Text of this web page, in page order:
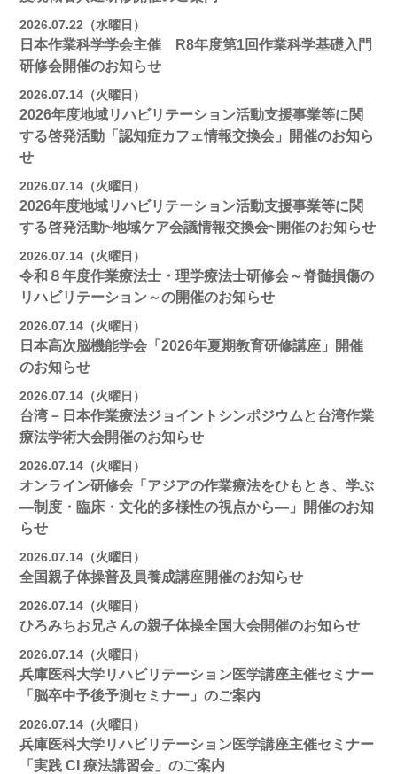
2026.07.22（水曜日）
日本作業科学学会主催 R8年度第1回作業科学基礎入門
研修会開催のお知らせ
2026.07.14（火曜日）
2026年度地域リハビリテーション活動支援事業等に関
する啓発活動「認知症カフェ情報交換会」開催のお知ら
せ
2026.07.14（火曜日）
2026年度地域リハビリテーション活動支援事業等に関
する啓発活動~地域ケア会議情報交換会~開催のお知らせ
2026.07.14（火曜日）
令和８年度作業療法士・理学療法士研修会～脊髄損傷の
リハビリテーション～の開催のお知らせ
2026.07.14（火曜日）
日本高次脳機能学会「2026年夏期教育研修講座」開催
のお知らせ
2026.07.14（火曜日）
台湾－日本作業療法ジョイントシンポジウムと台湾作業
療法学術大会開催のお知らせ
2026.07.14（火曜日）
オンライン研修会「アジアの作業療法をひもとき、学ぶ
―制度・臨床・文化的多様性の視点から―」開催のお知
らせ
2026.07.14（火曜日）
全国親子体操普及員養成講座開催のお知らせ
2026.07.14（火曜日）
ひろみちお兄さんの親子体操全国大会開催のお知らせ
2026.07.14（火曜日）
兵庫医科大学リハビリテーション医学講座主催セミナー
「脳卒中予後予測セミナー」のご案内
2026.07.14（火曜日）
兵庫医科大学リハビリテーション医学講座主催セミナー
「実践 CI 療法講習会」のご案内